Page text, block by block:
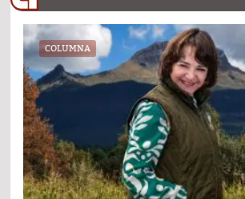
COLUMNA